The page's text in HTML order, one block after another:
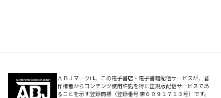
ＡＢＪマークは、この電子書店・電子書籍配信サービスが、著
作権者からコンテンツ使用許諾を得た正規版配信サービスであ
ることを示す登録商標（登録番号 第６０９１７１３号）です。